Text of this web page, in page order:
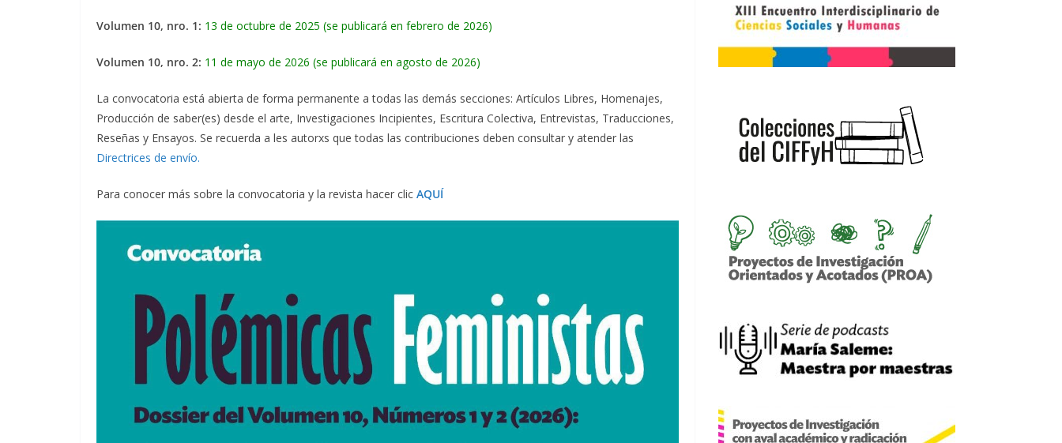
Volumen 10, nro. 1: 13 de octubre de 2025 (se publicará en febrero de 2026)
Volumen 10, nro. 2: 11 de mayo de 2026 (se publicará en agosto de 2026)
La convocatoria está abierta de forma permanente a todas las demás secciones: Artículos Libres, Homenajes,
Producción de saber(es) desde el arte, Investigaciones Incipientes, Escritura Colectiva, Entrevistas, Traducciones,
Reseñas y Ensayos. Se recuerda a les autorxs que todas las contribuciones deben consultar y atender las
Directrices de envío.
Para conocer más sobre la convocatoria y la revista hacer clic AQUÍ